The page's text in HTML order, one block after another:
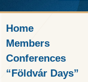
Home
Members
Conferences
“Földvár Days”